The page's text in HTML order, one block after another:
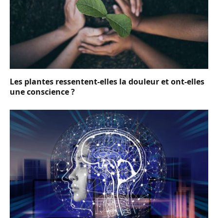
Les plantes ressentent-elles la douleur et ont-elles
une conscience ?